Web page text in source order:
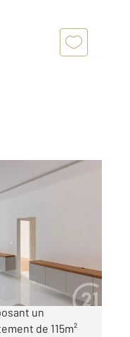
Au sein d'une
un
de 115m²